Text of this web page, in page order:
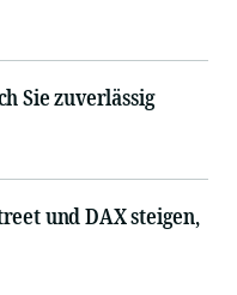
Sie zuverlässig
und DAX steigen,